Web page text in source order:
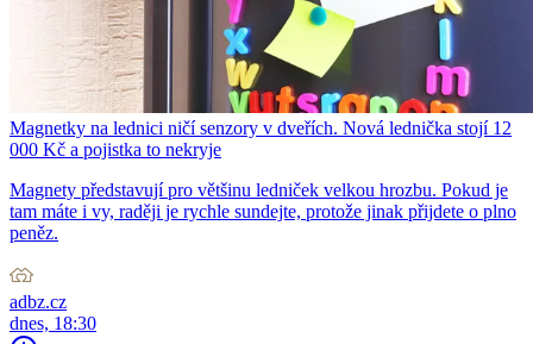
Magnetky na lednici ničí senzory v dveřích. Nová lednička stojí 12
000 Kč a pojistka to nekryje
Magnety představují pro většinu ledniček velkou hrozbu. Pokud je
tam máte i vy, raději je rychle sundejte, protože jinak přijdete o plno
peněz.
adbz.cz
dnes, 18:30